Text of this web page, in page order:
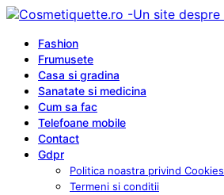
Fashion
Frumusete
Casa si gradina
Sanatate si medicina
Cum sa fac
Telefoane mobile
Contact
Gdpr
Politica noastra privind Cookies
Termeni si conditii